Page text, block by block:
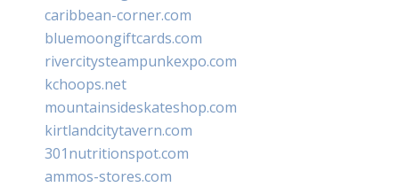
caribbean-corner.com
bluemoongiftcards.com
rivercitysteampunkexpo.com
kchoops.net
mountainsideskateshop.com
kirtlandcitytavern.com
301nutritionspot.com
ammos-stores.com